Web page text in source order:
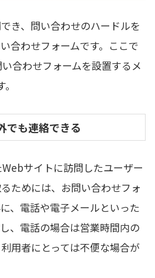
き、問い合わせのハードルを
合わせフォームです。ここで
合わせフォームを設置するメ
でも連絡できる
サイトに訪問したユーザー
ためには、お問い合わせフォ
、電話や電子メールといった
、電話の場合は営業時間内の
用者にとっては不便な場合が